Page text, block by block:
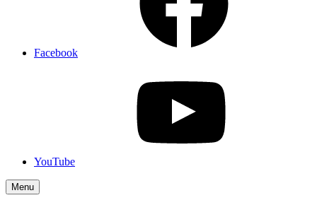
Facebook
YouTube
Menu